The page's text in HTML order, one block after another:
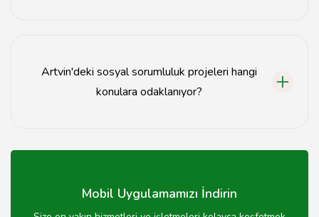
Artvin'deki sosyal sorumluluk projeleri hangi
konulara odaklanıyor?
ve gençlerin sosyal entegrasyonu gibi konulara
Mobil Uygulamamızı İndirin